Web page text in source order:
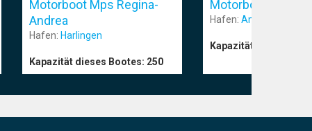
Motorboot Mps Regina-
Andrea
Hafen: Harlingen
Kapazität dieses Bootes: 250
Motorboot Flint
Hafen: Amsterdam
Kapazität dieses